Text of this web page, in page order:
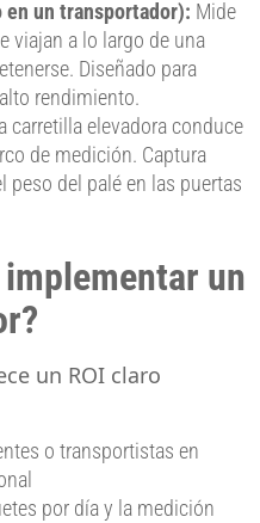
en un transportador): Mide
viajan a lo largo de una
Diseñado para
rendimiento.
carretilla elevadora conduce
de medición. Captura
del palé en las puertas
implementar un
un ROI claro
o transportistas en
por día y la medición